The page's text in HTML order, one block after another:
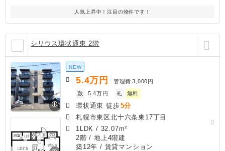
人気上昇中！注目の物件です！
シリウス環状通東 2階
NEW
5.4万円 管理費 3,000円
敷
5.4万円 礼 無料
環状通東 徒歩5分
札幌市東区北十六条東17丁目
1LDK / 32.07m²
2階 / 地上4階建
築12年 / 賃貸マンション